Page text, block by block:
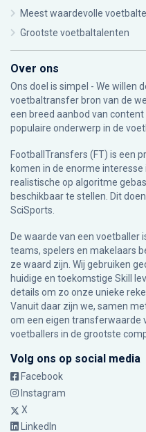
Meest waardevolle
Grootste voetbaltalenten
Over ons
Ons doel is simpel - We willen
voetbaltransfer bron van de
een breed aanbod van
populaire onderwerp in de
FootballTransfers (FT) is een
komen in de enorme
realistische op algoritme
beschikbaar te stellen. Dit
SciSports
De waarde van een
teams, spelers en makelaars
ze waard zijn. Wij gebruiken
huidige en toekomstige Skill
details om zo onze unieke
Vanuit daar zijn we, samen
om een eigen transferwaarde
voetballers in de grootste
Volg ons op social media
Facebook
Instagram
X
LinkedIn